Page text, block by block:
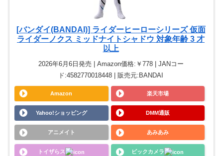
[バンダイ(BANDAI)] ライダーヒーローシリーズ 仮面
ライダーノクス ミッドナイトシャドウ 対象年齢 3 才
以上
2026年6月6日発売 | Amazon価格:￥778 | JANコー
ド:4582770018448 | 販売元:BANDAI
Amazon 楽天市場
Yahoo!ショッピング DMM通販
アニメイト あみあみ
トイザらス ビックカメラ